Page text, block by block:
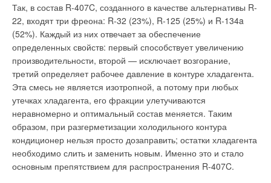
Так, в состав R-407C, созданного в качестве альтернативы R-
22, входят три фреона: R-32 (23%), R-125 (25%) и R-134a
(52%). Каждый из них отвечает за обеспечение
определенных свойств: первый способствует увеличению
производительности, второй — исключает возгорание,
третий определяет рабочее давление в контуре хладагента.
Эта смесь не является изотропной, а потому при любых
утечках хладагента, его фракции улетучиваются
неравномерно и оптимальный состав меняется. Таким
образом, при разгерметизации холодильного контура
кондиционер нельзя просто дозаправить; остатки хладагента
необходимо слить и заменить новым. Именно это и стало
основным препятствием для распространения R-407C.
кабельных систем отопления на балконах и лоджиях.
Применение теплоизоляционного материала позволяет
уменьшить энергозатраты, однако целесообразность его
использования должна определяться для каждого
конкретного случая. В качестве теплоизоляционных
материалов рекомендуется применять сертифицированные
продукты, имеющие достаточную механическую прочность:
пробковый агломерат, экструдированный пенополистирол,
керамзитную засыпку и т.п. Во избежание перегрева
нагревательного кабеля между ним и теплоизоляцией
необходимо сделать предварительную стяжку (минимальной
толщины) или уложить кабель на металлическую сетку (с
ячейкой 2–5 см). В этом случае стяжка, заливаемая в один
труб и фитингов на российском рынке обоснована рядом
значительных преимуществ. Трубы из полипропилена
прочнее и легче стальных, не подвержены химической и
электрокоррозии, не ржавеют и не засоряются в процессе
эксплуатации, не передают вибрацию и звуки, не
разрываются при замерзании воды, не проводят
блуждающие токи. Трубы устойчивы к воздействию кислот и
щелочей, а также большинства агрессивных и токсичных
жидкостей и газов. Трубопроводы, смонтированные из
данного материала, не меняют вкус и химические свойства
протекающей жидкости. Трубы не требуют окраски, просты в
монтаже.